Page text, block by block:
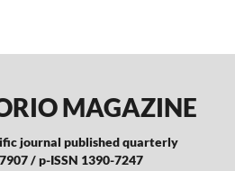
MAGAZINE
journal published quarterly
/ p-ISSN 1390-7247